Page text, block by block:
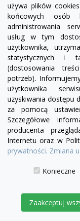
Fotel
używa plików
końcowych osób
administrowania
usług w tym
użytkownika,
statystycznych i
(dostosowania
potrzeb).
użytkownika
uzyskiwania dostępu
za pomocą
Szczegółowe
producenta
Internetu oraz w
prywatności. Zmiana
Konieczne
Zaakceptuj